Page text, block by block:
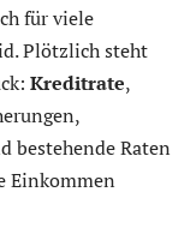
für viele
Plötzlich steht
Kreditrate,
bestehende Raten
Einkommen